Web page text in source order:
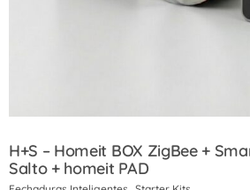
H+S – Homeit BOX ZigBee +
Salto + homeit PAD